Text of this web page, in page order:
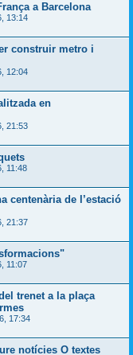
a Barcelona
13:14
construir metro i
12:04
en
21:53
11:48
centenària de l’estació
21:37
11:07
trenet a la plaça
17:34
notícies O textes